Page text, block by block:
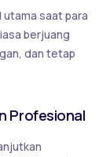
utama saat para
berjuang
dan tetap
Profesional